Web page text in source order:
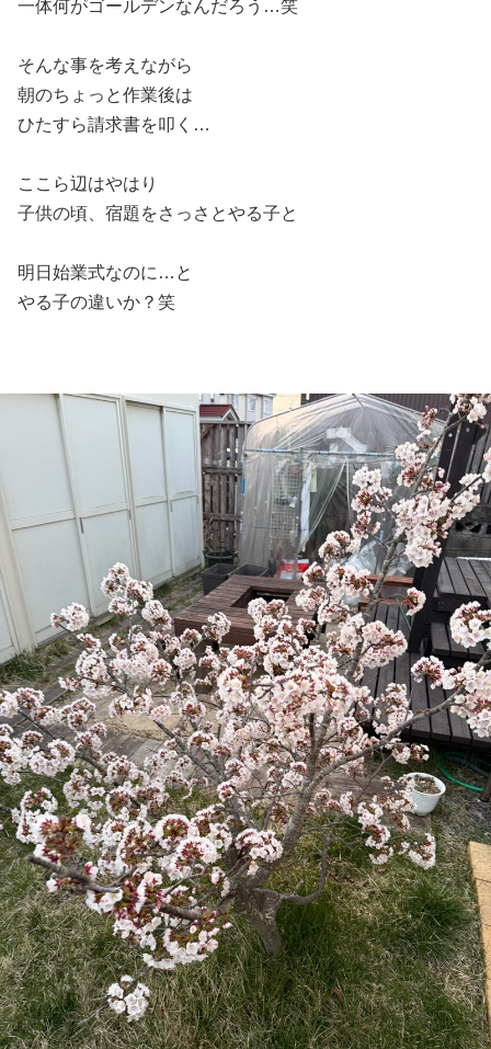
一体何がゴールデンなんだろう…笑
そんな事を考えながら
朝のちょっと作業後は
ひたすら請求書を叩く…
ここら辺はやはり
子供の頃、宿題をさっさとやる子と
明日始業式なのに…と
やる子の違いか？笑